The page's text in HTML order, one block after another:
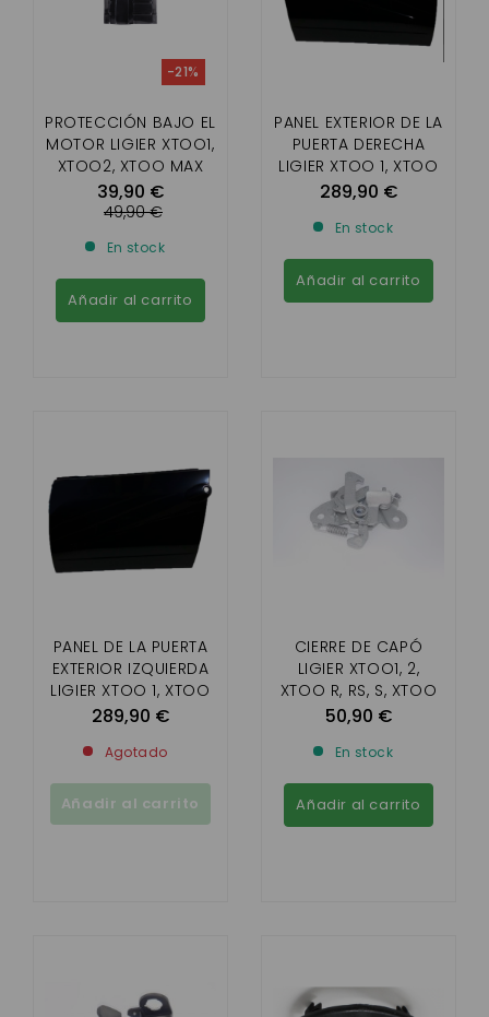
PROTECCIÓN BAJO EL
MOTOR LIGIER XTOO1,
XTOO2, XTOO MAX
39,90 €
-21%
49,90 €
En stock
Añadir al carrito
PANEL EXTERIOR DE LA
PUERTA DERECHA
LIGIER XTOO 1, XTOO
2, XTOO MAX, S, R, RS,
289,90 €
En stock
Añadir al carrito
PANEL DE LA PUERTA
EXTERIOR IZQUIERDA
LIGIER XTOO 1, XTOO
2, XTOO MAX, S, R, RS,
289,90 €
Agotado
Añadir al carrito
CIERRE DE CAPÓ
LIGIER XTOO1, 2,
XTOO R, RS, S, XTOO
MAX, OPTIMAX, IXO,
MGO 3, 4/5, 6, DUÉ
2/3/4/5/6
50,90 €
En stock
Añadir al carrito